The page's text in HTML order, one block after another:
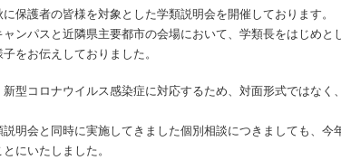
保護者の皆様を対象とした学類説明会を開催しております。
ンパスと近隣県主要都市の会場において、学類長をはじめと
をお伝えしておりました。
型コロナウイルス感染症に対応するため、対面形式ではなく
明会と同時に実施してきました個別相談につきましても、今
にいたしました。